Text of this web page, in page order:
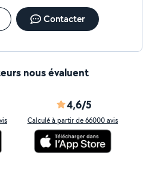
Contacter
nous évaluent
4,6/5
Calculé à partir de 66000 avis